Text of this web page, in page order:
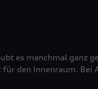
es manchmal ganz
den Innenraum. Bei